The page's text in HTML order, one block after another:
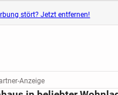
stört? Jetzt entfernen!
Anzeige